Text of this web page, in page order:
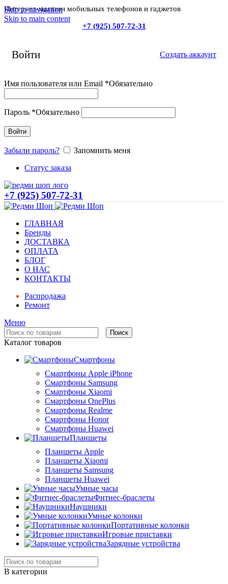
Skip to navigation
Skip to main content
Интернет-магазин мобильных телефонов и гаджетов
+7 (925) 507-72-31
Войти Создать аккаунт
Имя пользователя или Email *Обязательно
Пароль *Обязательно
Войти
Забыли пароль?
Запомнить меня
Статус заказа
+7 (925) 507-72-31
ГЛАВНАЯ
Бренды
ДОСТАВКА
ОПЛАТА
БЛОГ
О НАС
КОНТАКТЫ
Распродажа
Ремонт
Меню
Поиск
Каталог товаров
Смартфоны
Смартфоны Apple iPhone
Смартфоны Samsung
Смартфоны Xiaomi
Смартфоны OnePlus
Смартфоны Realme
Смартфоны Honor
Смартфоны Huawei
Планшеты
Планшеты Apple
Планшеты Xiaomi
Планшеты Samsung
Планшеты Huawei
Умные часы
Фитнес-браслеты
Наушники
Умные колонки
Портативные колонки
Игровые приставки
Зарядные устройства
В категории